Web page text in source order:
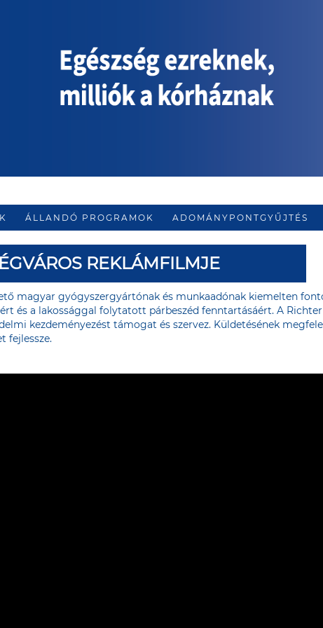
ÁLLANDÓ PROGRAMOK ADOMÁNYPONTGYŰJTÉS
REKLÁMFILMJE
magyar gyógyszergyártónak és munkaadónak kiemelten
és a lakossággal folytatott párbeszéd fenntartásáért. A
kezdeményezést támogat és szervez. Küldetésének
fejlessze.